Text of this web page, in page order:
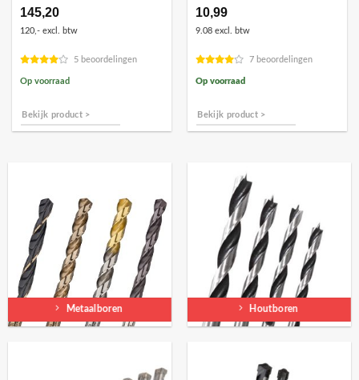
145,20
120,- excl. btw
5 beoordelingen
Op voorraad
Bekijk product >
10,99
9.08 excl. btw
7 beoordelingen
Op voorraad
Bekijk product >
Metaalboren Houtboren